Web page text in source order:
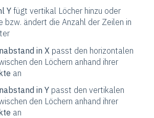
Y fügt vertikal Löcher hinzu oder
bzw. ändert die Anzahl der Zeilen in
in X passt den horizontalen
den Löchern anhand ihrer
an
in Y passt den vertikalen
den Löchern anhand ihrer
an